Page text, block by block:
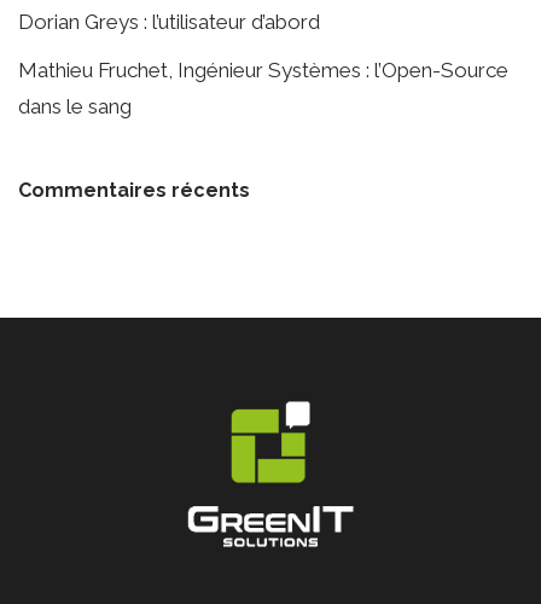
Dorian Greys : l’utilisateur d’abord
Mathieu Fruchet, Ingénieur Systèmes : l’Open-Source
dans le sang
Commentaires récents